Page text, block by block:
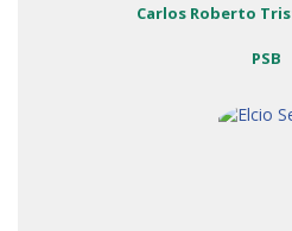
Carlos Roberto
PSB